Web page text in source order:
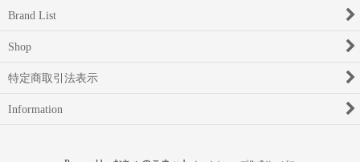
Brand List
Shop
特定商取引法表示
Information
Powered by おちゃのこネット ネットショップ作成サービス